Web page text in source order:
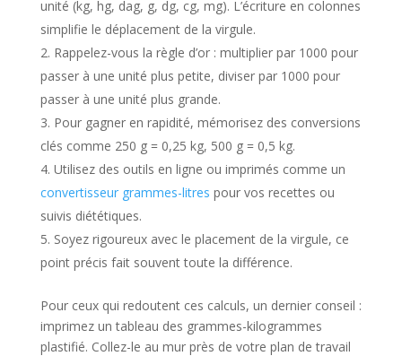
unité (kg, hg, dag, g, dg, cg, mg). L’écriture en colonnes
simplifie le déplacement de la virgule.
Rappelez-vous la règle d’or : multiplier par 1000 pour
passer à une unité plus petite, diviser par 1000 pour
passer à une unité plus grande.
Pour gagner en rapidité, mémorisez des conversions
clés comme 250 g = 0,25 kg, 500 g = 0,5 kg.
Utilisez des outils en ligne ou imprimés comme un
convertisseur grammes-litres pour vos recettes ou
suivis diététiques.
Soyez rigoureux avec le placement de la virgule, ce
point précis fait souvent toute la différence.
Pour ceux qui redoutent ces calculs, un dernier conseil :
imprimez un tableau des grammes-kilogrammes
plastifié. Collez-le au mur près de votre plan de travail